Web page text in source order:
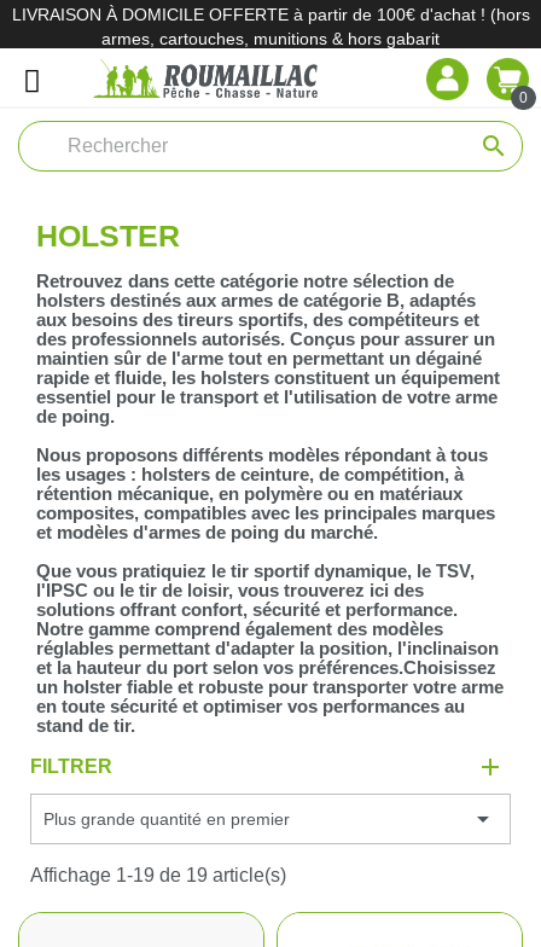
LIVRAISON À DOMICILE OFFERTE à partir de 100€ d'achat ! (hors
armes, cartouches, munitions & hors gabarit
0
search
HOLSTER
Retrouvez dans cette catégorie notre sélection de
holsters destinés aux armes de catégorie B, adaptés
aux besoins des tireurs sportifs, des compétiteurs et
des professionnels autorisés. Conçus pour assurer un
maintien sûr de l'arme tout en permettant un dégainé
rapide et fluide, les holsters constituent un équipement
essentiel pour le transport et l'utilisation de votre arme
de poing.
Nous proposons différents modèles répondant à tous
les usages : holsters de ceinture, de compétition, à
rétention mécanique, en polymère ou en matériaux
composites, compatibles avec les principales marques
et modèles d'armes de poing du marché.
Que vous pratiquiez le tir sportif dynamique, le TSV,
l'IPSC ou le tir de loisir, vous trouverez ici des
solutions offrant confort, sécurité et performance.
Notre gamme comprend également des modèles
réglables permettant d'adapter la position, l'inclinaison
et la hauteur du port selon vos préférences.Choisissez
un holster fiable et robuste pour transporter votre arme
en toute sécurité et optimiser vos performances au
stand de tir.
FILTRER
Plus grande quantité en premier 
Affichage 1-19 de 19 article(s)